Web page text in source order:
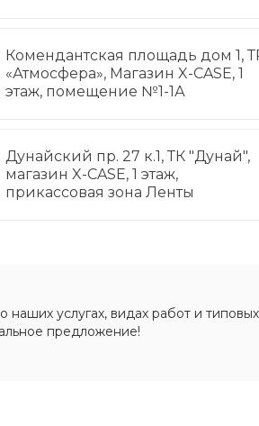
Комендантская площадь дом 1,
«Атмосфера», Магазин X-CASE, 1
этаж, помещение №1-1А
Дунайский пр. 27 к.1, ТК "Дунай",
магазин X-CASE, 1 этаж,
прикассовая зона Ленты
услугах, видах работ и
предложение!